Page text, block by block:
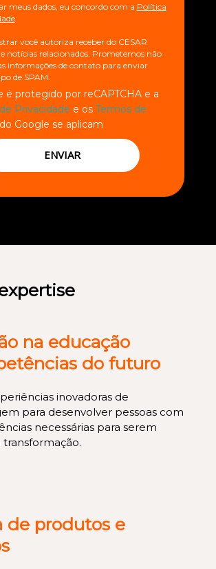
meus dados, eu concordo com a Política
.
você autoriza receber do CESAR
notícias relacionados. Prometemos não
informações de contato para enviar
de SPAM.
é protegido por reCAPTCHA e a
Privacidade e os Termos de
do Google se aplicam
ENVIAR
na educação
do futuro
inovadoras de
para desenvolver pessoas com
necessárias para serem
de produtos e